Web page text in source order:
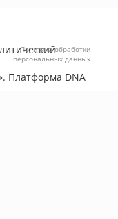
. Платформа DNA
Политика обработки
персональных данных